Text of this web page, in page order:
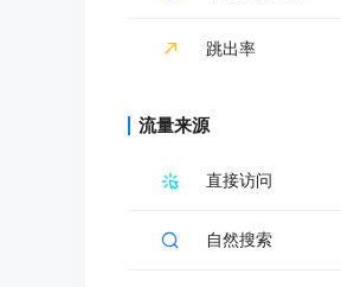
跳出率
流量来源
直接访问
自然搜索